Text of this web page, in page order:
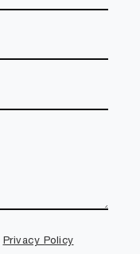
Privacy Policy